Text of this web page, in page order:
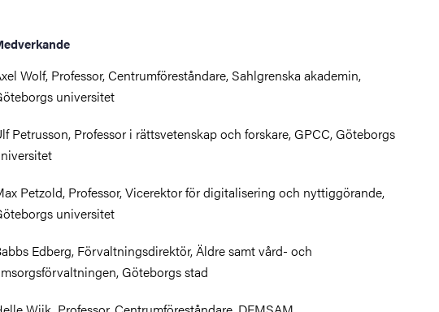
Wolf, Professor, Centrumföreståndare, Sahlgrenska akademin,
universitet
Petrusson, Professor i rättsvetenskap och forskare, GPCC, Göteborgs
Petzold, Professor, Vicerektor för digitalisering och nyttiggörande,
universitet
Edberg, Förvaltningsdirektör, Äldre samt vård- och
Göteborgs stad